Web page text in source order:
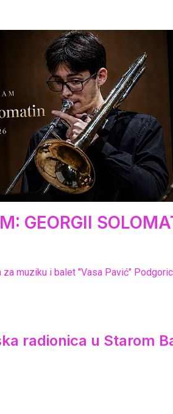
GEORGII
muziku i balet "Vasa Pavić"
radionica u Starom